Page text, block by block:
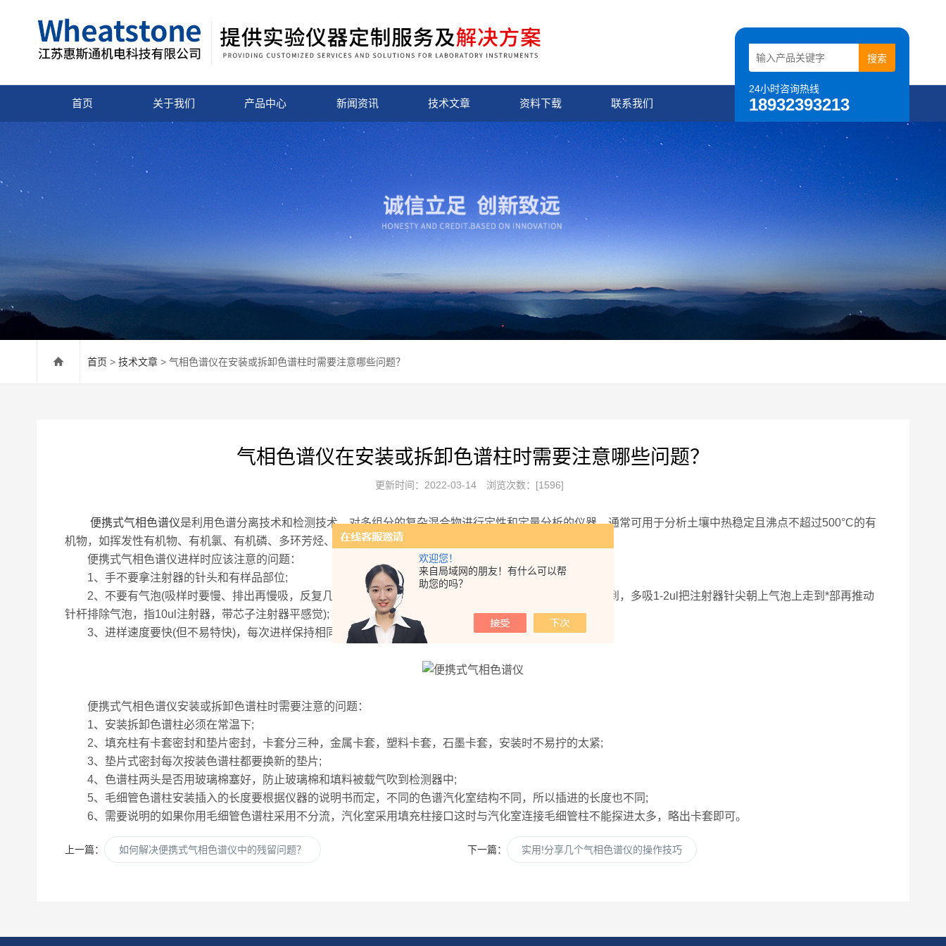
欢迎您！
来自局域网的朋友！有什么可以帮
助您的吗？
24小时咨询热线
18932393213
首页 关于我们 产品中心 新闻资讯 技术文章 资料下载 联系我们
首页 > 技术文章 > 气相色谱仪在安装或拆卸色谱柱时需要注意哪些问题？
气相色谱仪在安装或拆卸色谱柱时需要注意哪些问题？
更新时间：2022-03-14 浏览次数：[1596]
便携式气相色谱仪是利用色谱分离技术和检测技术，对多组分的复杂混合物进行定性和定量分析的仪器。通常可用于分析土壤中热稳定且沸点不超过500°C的有
机物，如挥发性有机物、有机氯、有机磷、多环芳烃、酞酸酯等。
便携式气相色谱仪进样时应该注意的问题：
1、手不要拿注射器的针头和有样品部位;
2、不要有气泡(吸样时要慢、排出再慢吸，反复几次，10ul注射器 金属针头部分体积0.6ul，有气泡也看不到，多吸1-2ul把注射器针尖朝上气泡上走到*部再推动
针杆排除气泡，指10ul注射器，带芯子注射器平感觉);
3、进样速度要快(但不易特快)，每次进样保持相同速度，针尖到汽化室中部开始注射样品。
便携式气相色谱仪安装或拆卸色谱柱时需要注意的问题：
1、安装拆卸色谱柱必须在常温下;
2、填充柱有卡套密封和垫片密封，卡套分三种，金属卡套，塑料卡套，石墨卡套，安装时不易拧的太紧;
3、垫片式密封每次按装色谱柱都要换新的垫片;
4、色谱柱两头是否用玻璃棉塞好，防止玻璃棉和填料被载气吹到检测器中;
5、毛细管色谱柱安装插入的长度要根据仪器的说明书而定，不同的色谱汽化室结构不同，所以插进的长度也不同;
6、需要说明的如果你用毛细管色谱柱采用不分流，汽化室采用填充柱接口这时与汽化室连接毛细管柱不能探进太多，略出卡套即可。
上一篇： 如何解决便携式气相色谱仪中的残留问题？ 下一篇： 实用!分享几个气相色谱仪的操作技巧